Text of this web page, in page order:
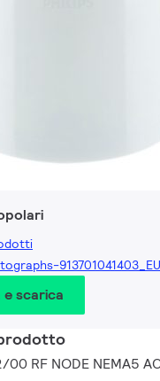
913701041403_EU
e scarica
00 RF NODE NEMA5